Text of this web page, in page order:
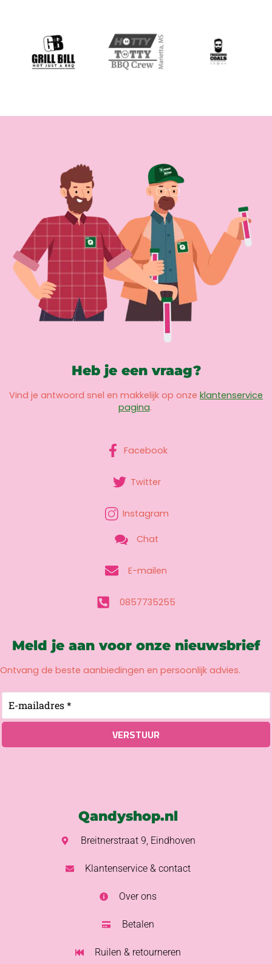
Heb je een vraag?
Vind je antwoord snel en makkelijk op onze klantenservice
pagina.
Facebook
Twitter
Instagram
Chat
E-mailen
0857735255
Meld je aan voor onze nieuwsbrief
Ontvang de beste aanbiedingen en persoonlijk advies.
Qandyshop.nl
Breitnerstraat 9, Eindhoven
Klantenservice & contact
Over ons
Betalen
Ruilen & retourneren